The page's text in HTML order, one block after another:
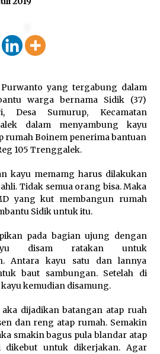
, Perumdam TKR
Transparan
PAUD Diperkuat, Tangsel
Angka Partisipasi Sekolah
Meningkat
2026
Universitas Bina Bangsa
83 Laksanakan
Pembuatan Spanduk
UMKM di Desa Cempaka
2026
Kebugaran Petugas, Lapas
I Tangerang Gelar Cek
2026
yang tergabung dalam
warga bernama Sidik (37)
Desa Sumurup, Kecamatan
dalam menyambung kayu
rumah Boinem penerima bantuan
105 Trenggalek.
kayu memamg harus dilakukan
Tidak semua orang bisa. Maka
yang kut membangun rumah
Sidik untuk itu.
pada bagian ujung dengan
disam ratakan untuk
Antara kayu satu dan lannya
baut sambungan. Setelah di
kemudian disamung.
dijadikan batangan atap ruah
dan reng atap rumah. Semakin
smakin bagus pula blandar atap
dikebut untuk dikerjakan. Agar